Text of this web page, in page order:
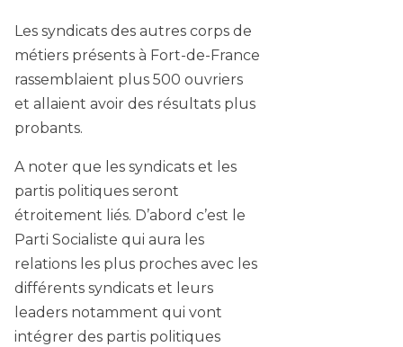
Les syndicats des autres corps de
métiers présents à Fort-de-France
rassemblaient plus 500 ouvriers
et allaient avoir des résultats plus
probants.
A noter que les syndicats et les
partis politiques seront
étroitement liés. D’abord c’est le
Parti Socialiste qui aura les
relations les plus proches avec les
différents syndicats et leurs
leaders notamment qui vont
intégrer des partis politiques